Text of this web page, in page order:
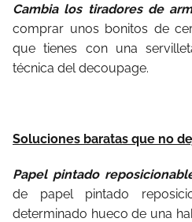
Cambia los tiradores de
comprar unos bonitos de
que tienes con una
técnica del decoupage.
Soluciones baratas que no
Papel pintado
de papel pintado
determinado hueco de una